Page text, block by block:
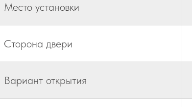
Место установки
Сторона двери
Вариант открытия